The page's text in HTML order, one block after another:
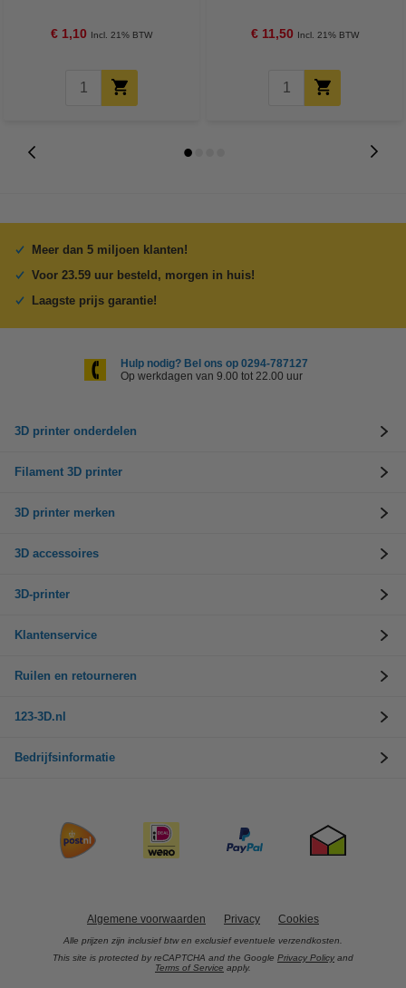
€ 1,10 Incl. 21% BTW € 11,50 Incl. 21% BTW
Meer dan 5 miljoen klanten!
Voor 23.59 uur besteld, morgen in huis!
Laagste prijs garantie!
Hulp nodig? Bel ons op 0294-787127
Op werkdagen van 9.00 tot 22.00 uur
3D printer onderdelen
Filament 3D printer
3D printer merken
3D accessoires
3D-printer
Klantenservice
Ruilen en retourneren
123-3D.nl
Bedrijfsinformatie
Algemene voorwaarden Privacy Cookies
Alle prijzen zijn inclusief btw en exclusief eventuele verzendkosten.
This site is protected by reCAPTCHA and the Google Privacy Policy and
Terms of Service apply.